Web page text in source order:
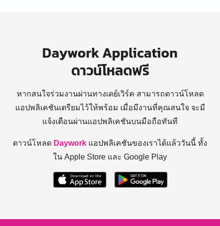
Daywork Application
ดาวน์โหลดฟรี
หากสนใจร่วมงานผ่านทางเดย์เวิร์ค สามารถดาวน์โหลด
แอปพลิเคชันเตรียมไว้ให้พร้อม เมื่อมีงานที่คุณสนใจ จะมี
แจ้งเตือนผ่านแอปพลิเคชันบนมือถือทันที
ดาวน์โหลด Daywork แอปพลิเคชันของเราได้แล้ววันนี้ ทั้ง
ใน Apple Store และ Google Play